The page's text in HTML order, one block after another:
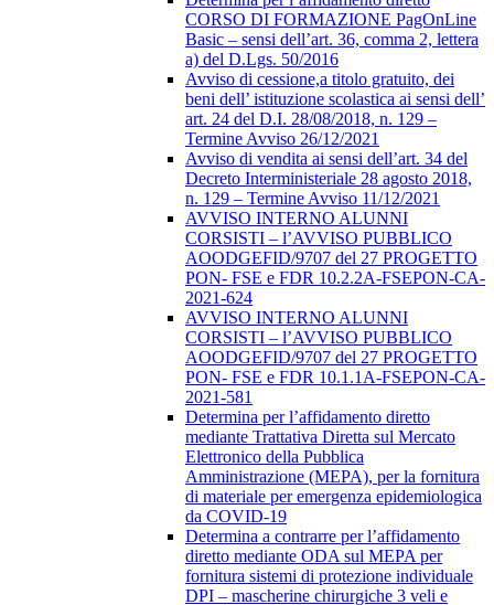
CORSO DI FORMAZIONE PagOnLine
Basic – sensi dell’art. 36, comma 2, lettera
a) del D.Lgs. 50/2016
Avviso di cessione,a titolo gratuito, dei
beni dell’ istituzione scolastica ai sensi dell’
art. 24 del D.I. 28/08/2018, n. 129 –
Termine Avviso 26/12/2021
Avviso di vendita ai sensi dell’art. 34 del
Decreto Interministeriale 28 agosto 2018,
n. 129 – Termine Avviso 11/12/2021
AVVISO INTERNO ALUNNI
CORSISTI – l’AVVISO PUBBLICO
AOODGEFID/9707 del 27 PROGETTO
PON- FSE e FDR 10.2.2A-FSEPON-CA-
2021-624
AVVISO INTERNO ALUNNI
CORSISTI – l’AVVISO PUBBLICO
AOODGEFID/9707 del 27 PROGETTO
PON- FSE e FDR 10.1.1A-FSEPON-CA-
2021-581
Determina per l’affidamento diretto
mediante Trattativa Diretta sul Mercato
Elettronico della Pubblica
Amministrazione (MEPA), per la fornitura
di materiale per emergenza epidemiologica
da COVID-19
Determina a contrarre per l’affidamento
diretto mediante ODA sul MEPA per
fornitura sistemi di protezione individuale
DPI – mascherine chirurgiche 3 veli e